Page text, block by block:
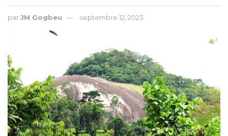
parJM Gogbeu septembre 12, 2023